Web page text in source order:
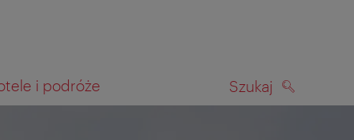
i podróże Szukaj